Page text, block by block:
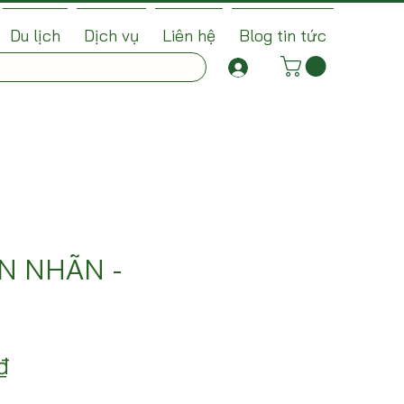
Du lịch Dịch vụ Liên hệ
Blog tin tức
NHÃN -
Giá